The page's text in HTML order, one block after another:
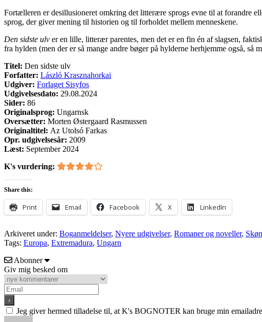
Fortælleren er desillusioneret omkring det litterære sprogs evne til at forandre
sprog, der giver mening til historien og til forholdet mellem menneskene.
Den sidste ulv er en lille, litterær parentes, men det er en fin én af slagsen,
fra hylden (men der er så mange andre bøger på hylderne herhjemme også,
Titel: Den sidste ulv
Forfatter: László Krasznahorkai
Udgiver: Forlaget Sisyfos
Udgivelsesdato: 29.08.2024
Sider: 86
Originalsprog: Ungarnsk
Oversætter: Morten Østergaard Rasmussen
Originaltitel: Az Utolsó Farkas
Opr. udgivelsesår: 2009
Læst: September 2024
K's vurdering:
Share this:
Print Email Facebook X LinkedIn
Arkiveret under: Boganmeldelser, Nyere udgivelser, Romaner og noveller,
Tags: Europa, Extremadura, Ungarn
Abonner
Giv mig besked om
Jeg giver hermed tilladelse til, at K's BOGNOTER kan bruge min